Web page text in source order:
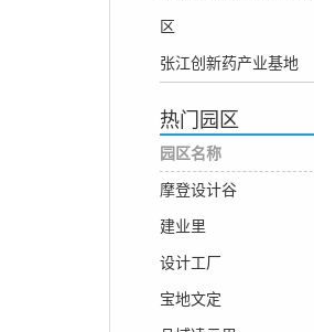
区
张江创新药产业基地
热门园区
园区名称
摩登设计谷
建业里
设计工厂
宝地文定